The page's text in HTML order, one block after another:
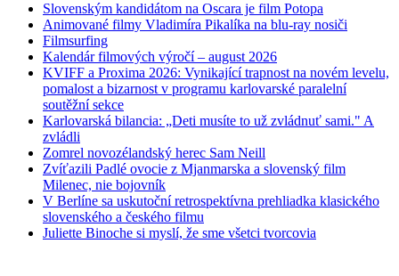
Slovenským kandidátom na Oscara je film Potopa
Animované filmy Vladimíra Pikalíka na blu-ray nosiči
Filmsurfing
Kalendár filmových výročí – august 2026
KVIFF a Proxima 2026: Vynikající trapnost na novém levelu,
pomalost a bizarnost v programu karlovarské paralelní
soutěžní sekce
Karlovarská bilancia: „Deti musíte to už zvládnuť sami." A
zvládli
Zomrel novozélandský herec Sam Neill
Zvíťazili Padlé ovocie z Mjanmarska a slovenský film
Milenec, nie bojovník
V Berlíne sa uskutoční retrospektívna prehliadka klasického
slovenského a českého filmu
Juliette Binoche si myslí, že sme všetci tvorcovia